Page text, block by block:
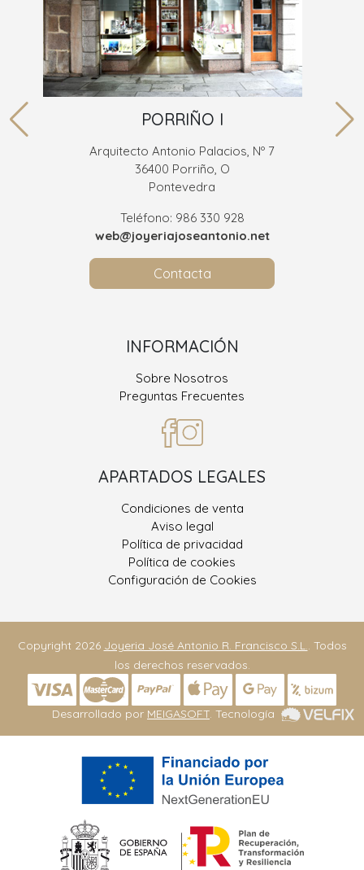
PORRIÑO I
Arquitecto Antonio Palacios, Nº 7
36400 Porriño, O
Pontevedra
Teléfono: 986 330 928
web@joyeriajoseantonio.net
Contacta
INFORMACIÓN
Sobre Nosotros
Preguntas Frecuentes
APARTADOS LEGALES
Condiciones de venta
Aviso legal
Política de privacidad
Política de cookies
Configuración de Cookies
Copyright 2026 Joyeria José Antonio R. Francisco S.L.. Todos
los derechos reservados.
Desarrollado por MEIGASOFT . Tecnología